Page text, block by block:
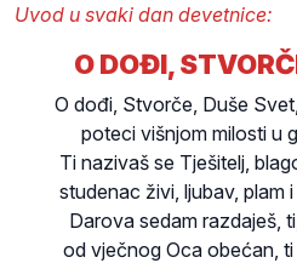
Uvod u svaki dan devetnice:
O DOĐI,
O dođi, Stvorče, Duše
poteci višnjom milosti u
Ti nazivaš se Tješitelj,
studenac živi, ljubav, plam
Darova sedam razdaješ,
od vječnog Oca obećan,